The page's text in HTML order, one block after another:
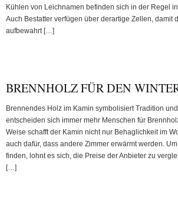
Kühlen von Leichnamen befinden sich in der Regel
Auch Bestatter verfügen über derartige Zellen, damit
aufbewahrt […]
BRENNHOLZ FÜR DEN
Brennendes Holz im Kamin symbolisiert Tradition
entscheiden sich immer mehr Menschen für
Weise schafft der Kamin nicht nur Behaglichkeit im
auch dafür, dass andere Zimmer erwärmt werden.
finden, lohnt es sich, die Preise der Anbieter zu
[…]